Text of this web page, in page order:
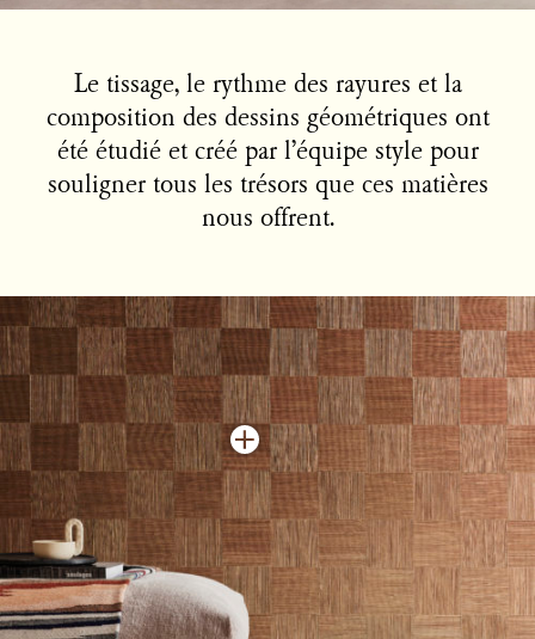
Le tissage, le rythme des rayures et la
composition des dessins géométriques ont
été étudié et créé par l’équipe style pour
souligner tous les trésors que ces matières
nous offrent.